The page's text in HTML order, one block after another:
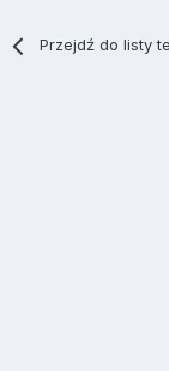
Przejdź do listy